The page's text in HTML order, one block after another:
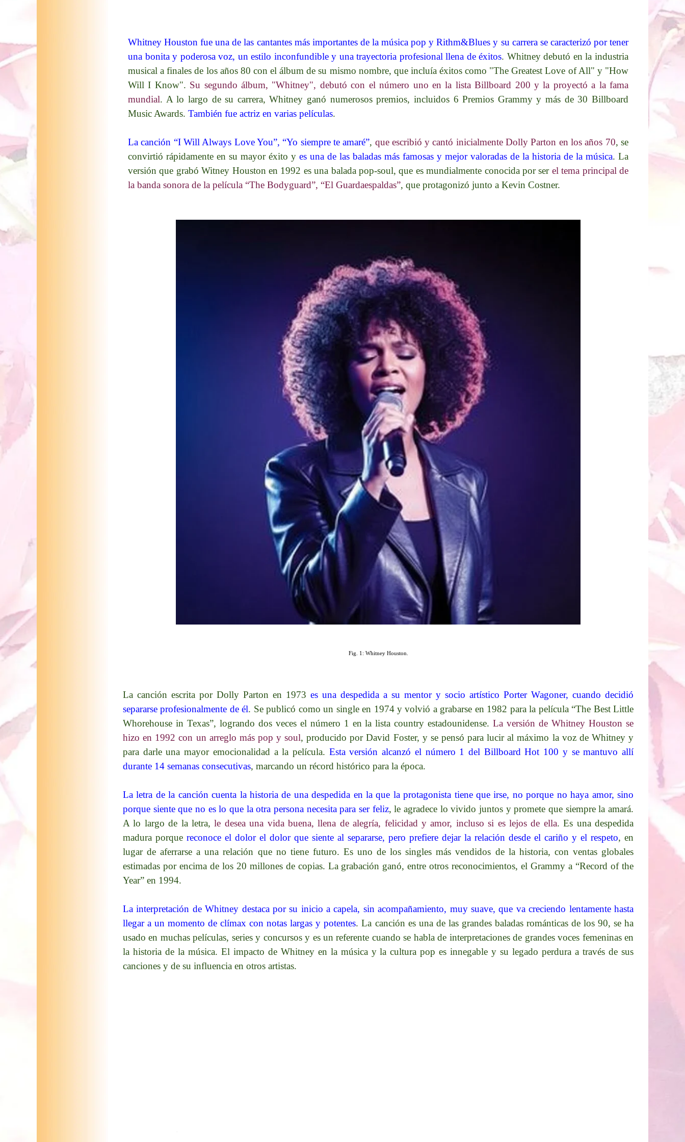
Whitney Houston fue una de las cantantes más importantes de la música pop y Rithm&Blues y su carrera se caracterizó por tener
una bonita y poderosa voz, un estilo inconfundible y una trayectoria profesional llena de éxitos. Whitney debutó en la industria
musical a finales de los años 80 con el álbum de su mismo nombre, que incluía éxitos como "The Greatest Love of All" y "How
Will I Know". Su segundo álbum, "Whitney", debutó con el número uno en la lista Billboard 200 y la proyectó a la fama
mundial. A lo largo de su carrera, Whitney ganó numerosos premios, incluidos 6 Premios Grammy y más de 30 Billboard
Music Awards.También fue actriz en varias películas.
La canción “I Will Always Love You”, “Yo siempre te amaré”, que escribió y cantó inicialmente Dolly Parton en los años 70, se
convirtió rápidamente en su mayor éxito yes una de las baladas más famosas y mejor valoradas de la historia de la música. La
versión que grabó Witney Houston en 1992 es una balada pop‑soul, que es mundialmente conocida por ser el tema principal de
la banda sonora de la película “The Bodyguard”, “El Guardaespaldas”, que protagonizó junto a Kevin Costner.
Fig. 1: Whitney Houston
La canción escrita por Dolly Parton en 1973es una despedida a su mentor y socio artístico Porter Wagoner, cuando decidió
separarse profesionalmente de él.​ Se publicó como un single en 1974 y volvió a grabarse en 1982 para la película “The Best Little
Whorehouse in Texas”, logrando dos veces el número 1 en la lista country estadounidense.​La versión de Whitney Houston se
hizo en 1992 con un arreglo más pop y soul, producido por David Foster, y se pensó para lucir al máximo la voz de Whitney y
para darle una mayor emocionalidad a la película. Esta versión alcanzó el número 1 del Billboard Hot 100 y se mantuvo allí
durante 14 semanas consecutivas, marcando un récord histórico para la época.
La letra de la canción cuenta la historia de una despedida en la que la protagonista tiene que irse, no porque no haya amor, sino
porque siente que no es lo que la otra persona necesita para ser feliz, le agradece lo vivido juntos y promete que siempre la amará.​
A lo largo de la letra,le desea una vida buena, llena de alegría, felicidad y amor, incluso si es lejos de ella. Es una despedida
madura porquereconoce el dolor el dolor que siente al separarse, pero prefiere dejar la relación desde el cariño y el respeto, en
lugar de aferrarse a una relación que no tiene futuro. Es uno de los singles más vendidos de la historia, con ventas globales
estimadas por encima de los 20 millones de copias. La grabación ganó, entre otros reconocimientos, el Grammy a “Record of the
Year” en 1994.​
La interpretación de Whitney destaca por su inicio a capela, sin acompañamiento, muy suave, que va creciendo lentamente hasta
llegar a un momento de clímax con notas largas y potentes. La canción es una de las grandes baladas románticas de los 90, se ha
usado en muchas películas, series y concursos y es un referente cuando se habla de interpretaciones de grandes voces femeninas en
la historia de la música. El impacto de Whitney en la música y la cultura pop es innegable y su legado perdura a través de sus
canciones y de su influencia en otros artistas.